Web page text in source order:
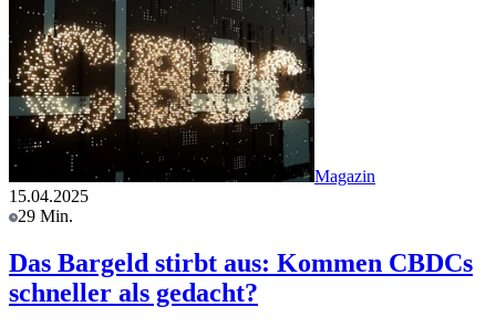
Magazin
15.04.2025
29 Min.
Das Bargeld stirbt aus: Kommen CBDCs
schneller als gedacht?